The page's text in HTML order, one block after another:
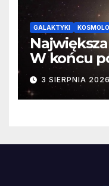
GALAKTYKI
W końcu
faktyczne
3 SIERPNIA 2026